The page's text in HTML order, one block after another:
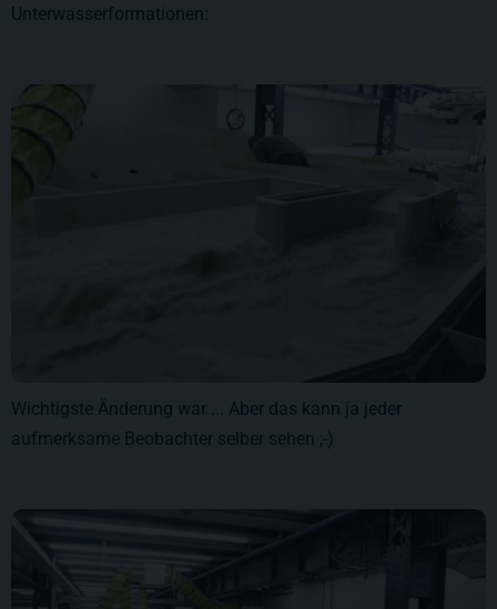
Unterwasserformationen:
Wichtigste Änderung war ... Aber das kann ja jeder
aufmerksame Beobachter selber sehen ;-)